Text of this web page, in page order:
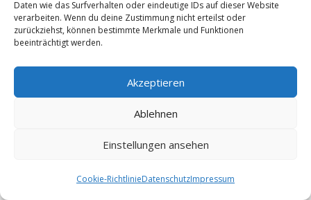
Daten wie das Surfverhalten oder eindeutige IDs auf dieser Website
verarbeiten. Wenn du deine Zustimmung nicht erteilst oder
zurückziehst, können bestimmte Merkmale und Funktionen
beeinträchtigt werden.
Akzeptieren
Ablehnen
Einstellungen ansehen
Cookie-RichtlinieDatenschutzImpressum
Monteurzimmer Werne (7.34 km)
Monteurzimmer Menden Berkenhofskamp
Monteurzimmer Hamm Braam
Heessen
(7.48 km)
Monteurzimmer Welver
Monteurzimmer Holzwickede
Monteurzimmer Fröndenberg Ruhr
Monteurzimmer Lünen Bösperde